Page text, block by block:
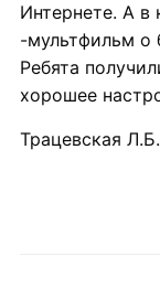
Интернете. А в
-мультфильм о
Ребята
хорошее
Трацевская